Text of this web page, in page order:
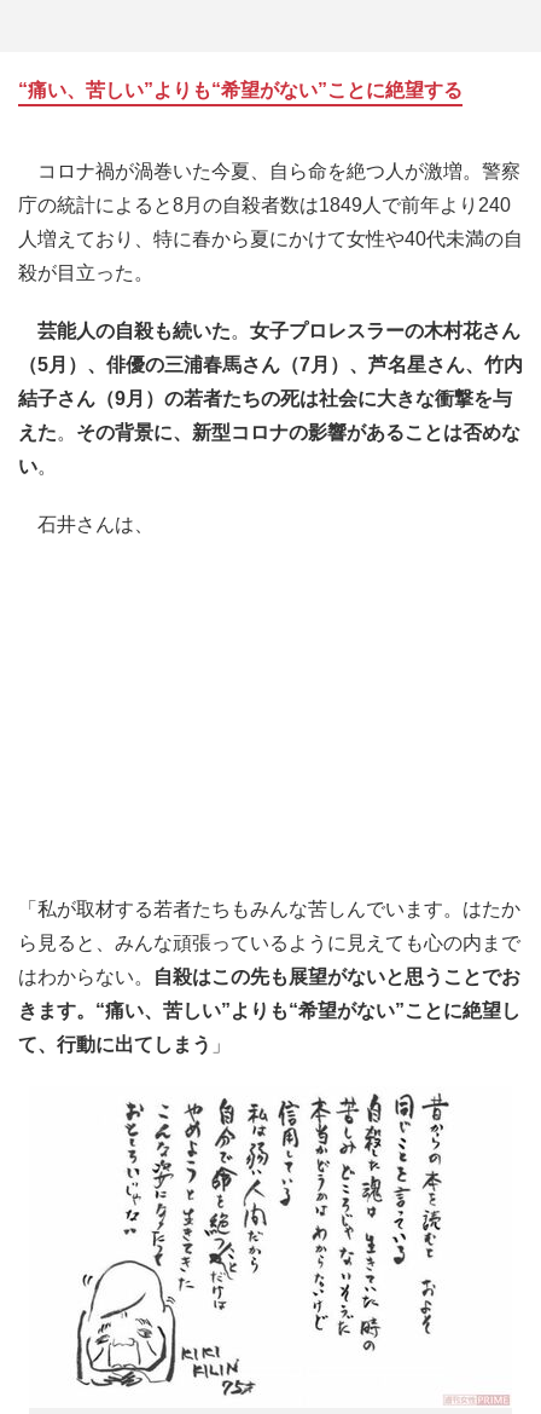
“痛い、苦しい”よりも“希望がない”ことに絶望する
コロナ禍が渦巻いた今夏、自ら命を絶つ人が激増。警察
庁の統計によると8月の自殺者数は1849人で前年より240
人増えており、特に春から夏にかけて女性や40代未満の自
殺が目立った。
芸能人の自殺も続いた。 女子プロレスラーの木村花さん
（5月）、俳優の三浦春馬さん（7月）、芦名星さん、竹内
結子さん（9月）の若者たちの死は社会に大きな衝撃を与
えた。 その背景に、新型コロナの影響があることは否めな
い。
石井さんは、
「私が取材する若者たちもみんな苦しんでいます。はたか
ら見ると、みんな頑張っているように見えても心の内まで
はわからない。
自殺はこの先も展望がないと思うことでお
きます。“痛い、苦しい”よりも“希望がない”ことに絶望し
て、行動に出てしまう 」